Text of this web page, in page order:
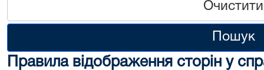
Очистити
Пошук
Правила відображення сторін у